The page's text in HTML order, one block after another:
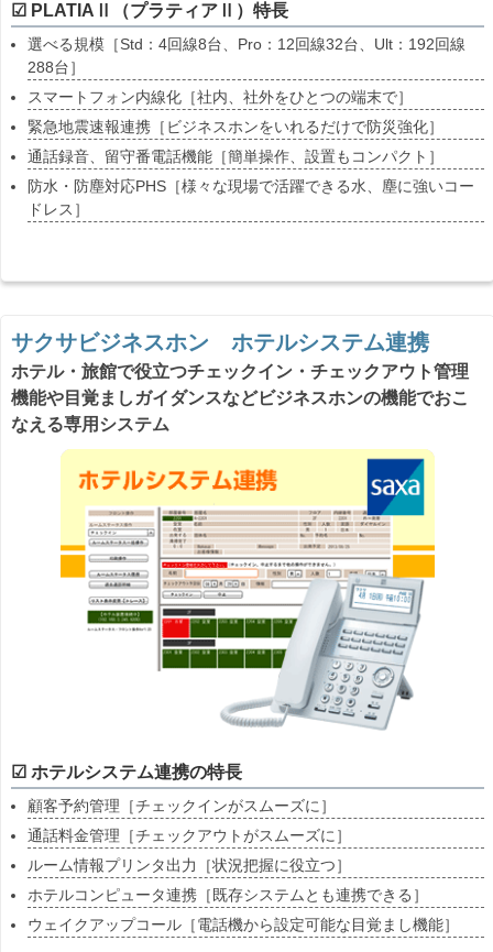
☑ PLATIAⅡ（プラティアⅡ）特長
選べる規模［Std：4回線8台、Pro：12回線32台、Ult：192回線
288台］
スマートフォン内線化［社内、社外をひとつの端末で］
緊急地震速報連携［ビジネスホンをいれるだけで防災強化］
通話録音、留守番電話機能［簡単操作、設置もコンパクト］
防水・防塵対応PHS［様々な現場で活躍できる水、塵に強いコー
ドレス］
サクサビジネスホン ホテルシステム連携
ホテル・旅館で役立つチェックイン・チェックアウト管理
機能や目覚ましガイダンスなどビジネスホンの機能でおこ
なえる専用システム
☑ ホテルシステム連携の特長
顧客予約管理［チェックインがスムーズに］
通話料金管理［チェックアウトがスムーズに］
ルーム情報プリンタ出力［状況把握に役立つ］
ホテルコンピュータ連携［既存システムとも連携できる］
ウェイクアップコール［電話機から設定可能な目覚まし機能］